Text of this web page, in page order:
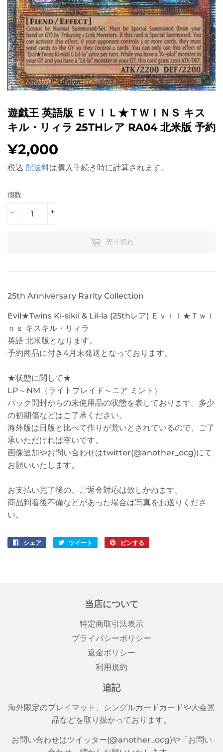
遊戯王 英語版 ＥＶＩＬ★ＴＷＩＮＳ キス
キル・リィラ 25THレア RA04 北米版 予約
¥2,000
税込 配送料は購入手続き時に計算されます。
個数
+
-
売り切れ
25th Anniversary Rarity Collection
Evil★Twins Ki-sikil & Lil-la (25thレア) Ｅｖｉｌ★Ｔｗｉ
ｎｓ キスキル・リィラ
英語 北米版となります。
予約商品に付き4月末発送となっております。
★状態に関して★
LP～NM（ライトプレイド～ニア ミント）
パック開封からの未使用品の状態を表しております。多少
の初期傷などはご了承ください。
海外版は日版と比べて作りが荒いとされているので、ご了
承いただければ幸いです。
画像追加やお問い合わせはtwitter(@another_ocg)にて
お願いいたします。
お支払い完了後の、ご返金対応は致しかねます。
商品到着後不備などがあった場合は写真をお送りくださ
い。
シェア
Facebookツイート
Twitter
ピンする
当店について
特定商取引法表示
プライバシーポリシー
返金ポリシー
利用規約
追記
海外限定のプレイマット、シングルカードカードや大会景
品などを取り扱かっております。
お問い合わせはツイッター(@another_ocg)や「お問い